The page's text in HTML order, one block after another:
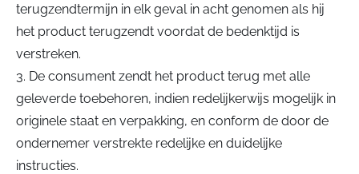
terugzendtermijn in elk geval in acht genomen als hij
het product terugzendt voordat de bedenktijd is
verstreken.
3. De consument zendt het product terug met alle
geleverde toebehoren, indien redelijkerwijs mogelijk in
originele staat en verpakking, en conform de door de
ondernemer verstrekte redelijke en duidelijke
instructies.